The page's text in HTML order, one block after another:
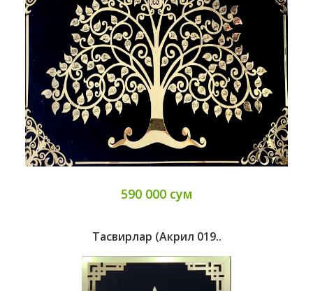
590 000 сум
Тасвирлар (Акрил 019..